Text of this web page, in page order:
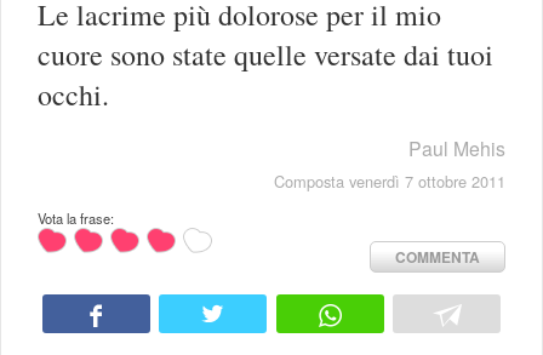
Le lacrime più dolorose per il mio
cuore sono state quelle versate dai tuoi
occhi.
Paul Mehis
Composta venerdì 7 ottobre 2011
Vota la frase:
COMMENTA